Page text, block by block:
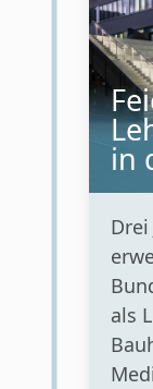
in
als